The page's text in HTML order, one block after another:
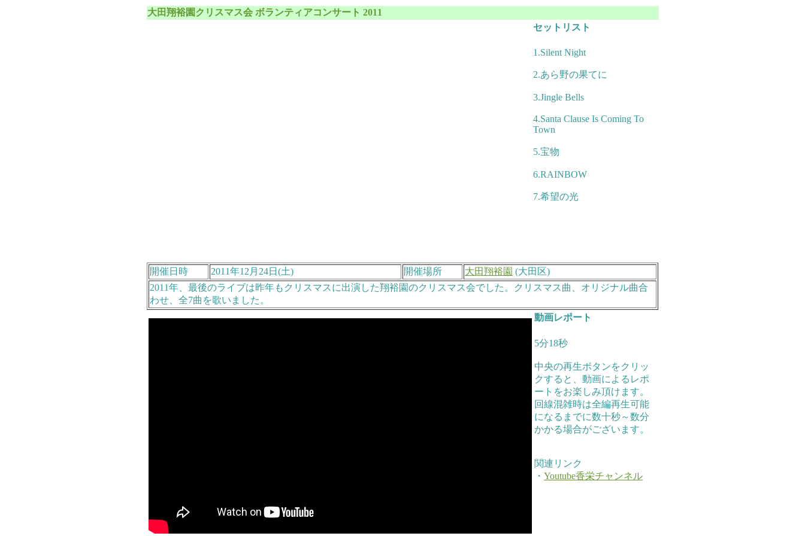
大田翔裕園クリスマス会 ボランティアコンサート 2011
セットリスト
1.Silent Night
2.あら野の果てに
3.Jingle Bells
4.Santa Clause Is Coming To
Town
5.宝物
6.RAINBOW
7.希望の光
開催日時 2011年12月24日(土) 開催場所 大田翔裕園 (大田区)
2011年、最後のライブは昨年もクリスマスに出演した翔裕園のクリスマス会でした。クリスマス曲、オリジナル曲合
わせ、全7曲を歌いました。
動画レポート
5分18秒
中央の再生ボタンをクリッ
クすると、動画によるレポ
ートをお楽しみ頂けます。
回線混雑時は全編再生可能
になるまでに数十秒～数分
かかる場合がございます。
関連リンク
・ Youtube香栄チャンネル